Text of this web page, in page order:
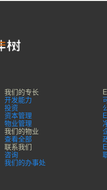
我们的专长
开发能力
投资
资本管理
物业管理
我们的物业
查看全部
联系我们
咨询
我们的办事处​